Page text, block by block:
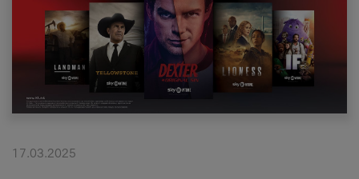
EN SQ
Приватни Деловни
Поддршка
Надополни кредит
17.03.2025